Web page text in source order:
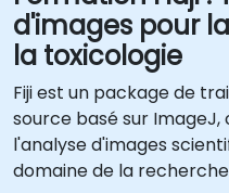
d'images pour
la toxicologie
Fiji est un package de
source basé sur
l'analyse d'images
domaine de la